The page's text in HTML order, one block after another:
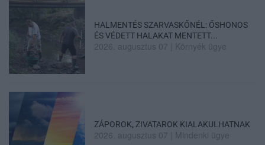
HALMENTÉS SZARVASKŐNÉL: ŐSHONOS
ÉS VÉDETT HALAKAT MENTETT...
2026. augusztus 07 Környék ügye
ZÁPOROK, ZIVATAROK KIALAKULHATNAK
2026. augusztus 07 Mindenki ügye